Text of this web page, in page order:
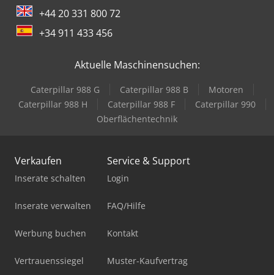
+44 20 331 800 72
+34 911 433 456
Aktuelle Maschinensuchen:
Caterpillar 988 G Caterpillar 988 B
Motoren
Caterpillar 988 H
Caterpillar 988 F
Caterpillar 990
Oberflächentechnik
Verkaufen
Inserate schalten
Inserate verwalten
Werbung buchen
Vertrauenssiegel
Service & Support
Login
FAQ/Hilfe
Kontakt
Muster-Kaufvertrag